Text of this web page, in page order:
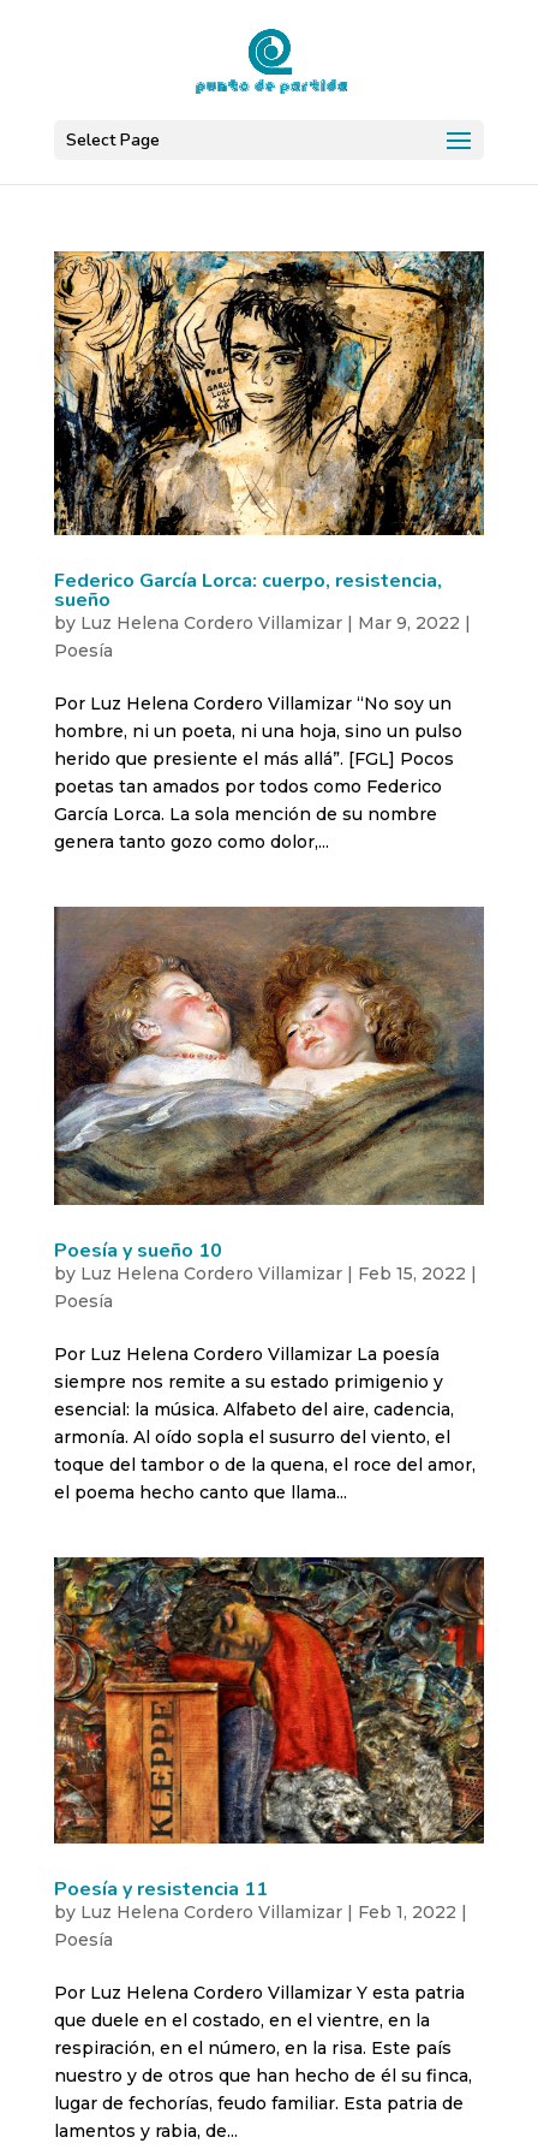
Select Page
Federico García Lorca: cuerpo, resistencia,
sueño
by Luz Helena Cordero Villamizar| Mar 9, 2022 |
Poesía
Por Luz Helena Cordero Villamizar “No soy un
hombre, ni un poeta, ni una hoja, sino un pulso
herido que presiente el más allá”. [FGL] Pocos
poetas tan amados por todos como Federico
García Lorca. La sola mención de su nombre
genera tanto gozo como dolor,...
Poesía y sueño 10
by Luz Helena Cordero Villamizar| Feb 15, 2022 |
Poesía
Por Luz Helena Cordero Villamizar La poesía
siempre nos remite a su estado primigenio y
esencial: la música. Alfabeto del aire, cadencia,
armonía. Al oído sopla el susurro del viento, el
toque del tambor o de la quena, el roce del amor,
el poema hecho canto que llama...
Poesía y resistencia 11
by Luz Helena Cordero Villamizar| Feb 1, 2022
Poesía
Por Luz Helena Cordero Villamizar Y esta patria
que duele en el costado, en el vientre, en la
respiración, en el número, en la risa. Este país
nuestro y de otros que han hecho de él su finca,
lugar de fechorías, feudo familiar. Esta patria de
lamentos y rabia, de...